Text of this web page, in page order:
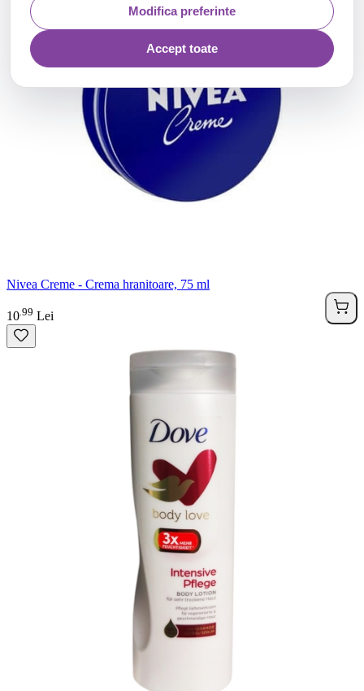
Modifica preferinte
Accept toate
Nivea Creme - Crema hranitoare, 75 ml
10 99 Lei